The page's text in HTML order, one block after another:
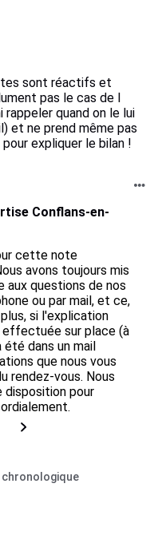
sont réactifs et
pas le cas de l
quand on le lui
et ne prend même pas
expliquer le bilan !
Conflans-en-
cette note
avons toujours mis
aux questions de nos
ou par mail, et ce,
si l'explication
effectuée sur place (à
dans un mail
que nous vous
rendez-vous. Nous
disposition pour